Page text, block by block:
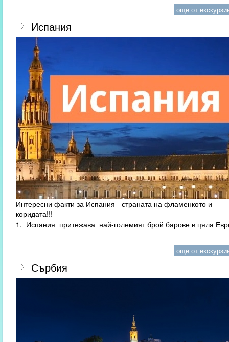
още от
Испания
Интересни факти за Испания- страната на фламенкото и
коридата!!!
1. Испания притежава най-големият брой барове в цяла
още от
Сърбия